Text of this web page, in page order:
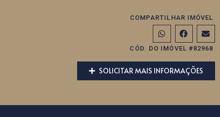
COMPARTILHAR IMÓVEL
CÓD. DO IMÓVEL #82968
SOLICITAR MAIS INFORMAÇÕES